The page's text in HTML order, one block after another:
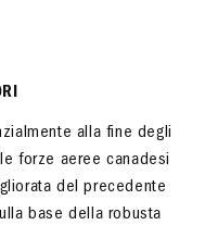
alla fine degli
forze aeree canadesi
del precedente
base della robusta